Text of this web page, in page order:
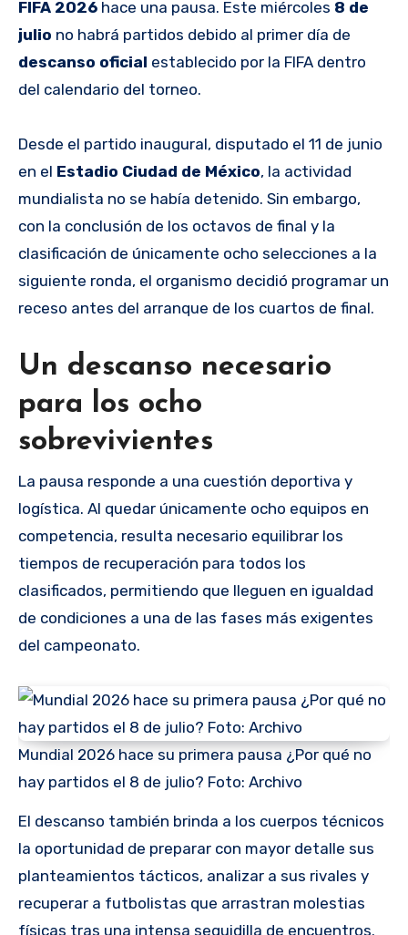
FIFA 2026 hace una pausa. Este miércoles 8 de
julio no habrá partidos debido al primer día de
descanso oficial establecido por la FIFA dentro
del calendario del torneo.
Desde el partido inaugural, disputado el 11 de junio
en el Estadio Ciudad de México, la actividad
mundialista no se había detenido. Sin embargo,
con la conclusión de los octavos de final y la
clasificación de únicamente ocho selecciones a la
siguiente ronda, el organismo decidió programar un
receso antes del arranque de los cuartos de final.
Un descanso necesario
para los ocho
sobrevivientes
La pausa responde a una cuestión deportiva y
logística. Al quedar únicamente ocho equipos en
competencia, resulta necesario equilibrar los
tiempos de recuperación para todos los
clasificados, permitiendo que lleguen en igualdad
de condiciones a una de las fases más exigentes
del campeonato.
Mundial 2026 hace su primera pausa ¿Por qué no
hay partidos el 8 de julio? Foto: Archivo
El descanso también brinda a los cuerpos técnicos
la oportunidad de preparar con mayor detalle sus
planteamientos tácticos, analizar a sus rivales y
recuperar a futbolistas que arrastran molestias
físicas tras una intensa seguidilla de encuentros.